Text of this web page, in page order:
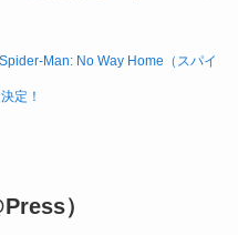
Man: No Way Home（スパイ
定！
）